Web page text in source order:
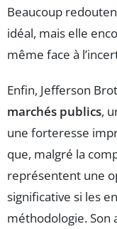
Beaucoup
idéal, mais elle
même face à
Enfin, Jefferson
marchés publics,
une forteresse
que, malgré la
représentent une
significative si les
méthodologie. Son